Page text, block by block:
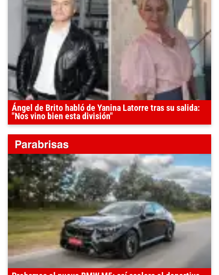
Ángel de Brito habló de Yanina Latorre tras su salida:
"Nos vino bien esta división"